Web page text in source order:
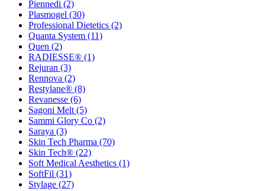
Piennedi (2)
Plasmogel (30)
Professional Dietetics (2)
Quanta System (11)
Quen (2)
RADIESSE® (1)
Rejuran (3)
Rennova (2)
Restylane® (8)
Revanesse (6)
Sagoni Melt (5)
Sammi Glory Co (2)
Saraya (3)
Skin Tech Pharma (70)
Skin Tech® (22)
Soft Medical Aesthetics (1)
SoftFil (31)
Stylage (27)